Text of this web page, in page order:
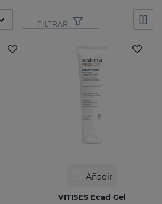
FILTRAR
Añadir
VITISES Ecad Gel